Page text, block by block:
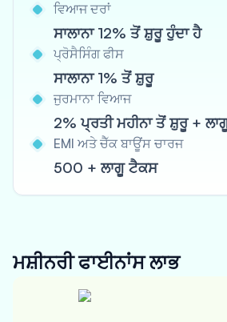
ਵਿਆਜ ਦਰਾਂ
ਸਾਲਾਨਾ 12% ਤੋਂ ਸ਼ੁਰੂ ਹੁੰਦਾ ਹੈ
ਪ੍ਰੋਸੈਸਿੰਗ ਫੀਸ
ਸਾਲਾਨਾ 1% ਤੋਂ ਸ਼ੁਰੂ
ਜੁਰਮਾਨਾ ਵਿਆਜ
2% ਪ੍ਰਤੀ ਮਹੀਨਾ ਤੋਂ ਸ਼ੁਰੂ +
EMI ਅਤੇ ਚੈੱਕ ਬਾਊਂਸ ਚਾਰਜ
500 + ਲਾਗੂ ਟੈਕਸ
ਮਸ਼ੀਨਰੀ ਫਾਈਨਾਂਸਲਾਭ